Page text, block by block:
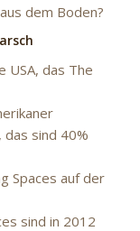
dem Boden?
USA, das The
das sind 40%
Spaces auf der
sind in 2012